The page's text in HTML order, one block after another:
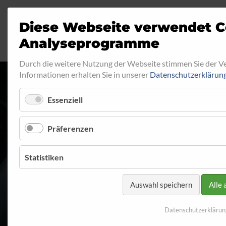
Startseite Programm Innengewinde Innengewinde
Diese Webseite verwendet
Analyseprogramme
Durch die weitere Nutzung der Webseite stimmen Sie der
Informationen erhalten Sie in unserer
Essenziell
Präferenzen
Statistiken
Auswahl speichern Alle